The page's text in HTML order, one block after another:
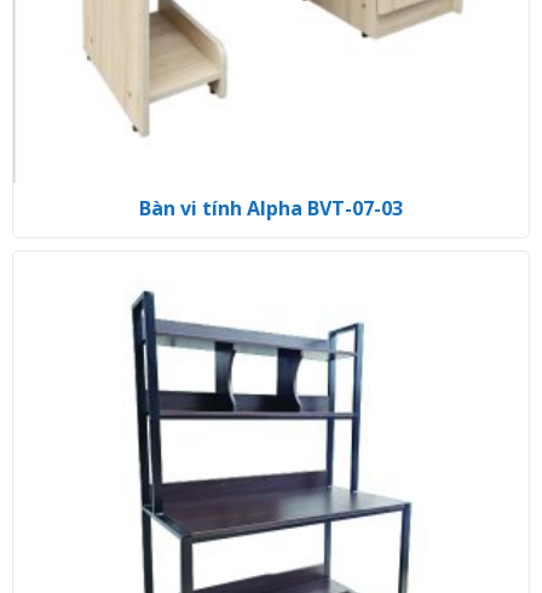
Bàn vi tính Alpha BVT-07-03